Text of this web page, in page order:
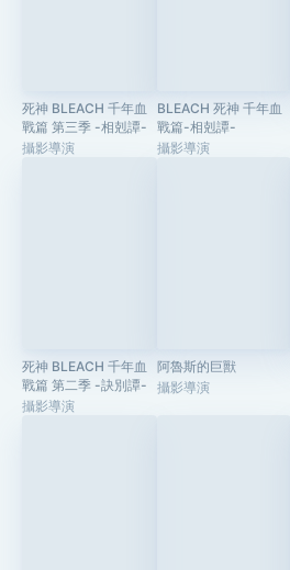
死神 BLEACH 千年血
戰篇 第三季 -相剋譚-
攝影導演
BLEACH 死神 千年血
戰篇-相剋譚-
攝影導演
死神 BLEACH 千年血
戰篇 第二季 -訣別譚-
攝影導演
阿魯斯的巨獸
攝影導演